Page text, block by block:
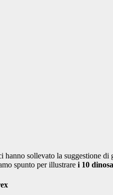
sollevato la suggestione
spunto per illustrare i 10